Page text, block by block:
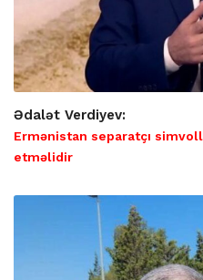
Ədalət Verdiyev:
Ermənistan separatçı
etməlidir